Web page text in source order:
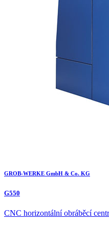
GROB-WERKE GmbH & Co. KG
G550
CNC horizontální obráběcí